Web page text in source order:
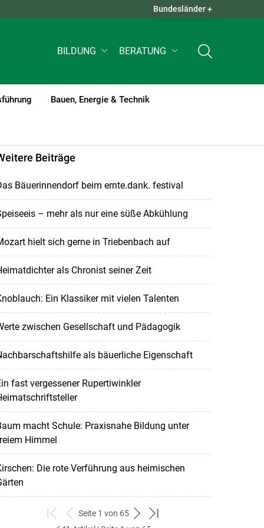
QUICK LINKS +
Bundesländer +
BILDUNG BERATUNG
Bauen, Energie & Technik
Beiträge
Bäuerinnendorf beim ernte.dank. festival
– mehr als nur eine süße Abkühlung
hielt sich gerne in Triebenbach auf
als Chronist seiner Zeit
Ein Klassiker mit vielen Talenten
zwischen Gesellschaft und Pädagogik
als bäuerliche Eigenschaft
fast vergessener Rupertiwinkler
macht Schule: Praxisnahe Bildung unter
Himmel
Die rote Verführung aus heimischen
zum
zurück
Seite 1 von 65
weiterzum